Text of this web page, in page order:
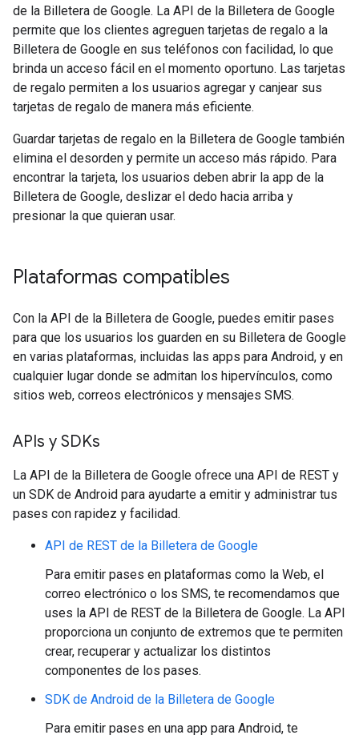
de la Billetera de Google. La API de la Billetera de Google
permite que los clientes agreguen tarjetas de regalo a la
Billetera de Google en sus teléfonos con facilidad, lo que
brinda un acceso fácil en el momento oportuno. Las tarjetas
de regalo permiten a los usuarios agregar y canjear sus
tarjetas de regalo de manera más eficiente.
Guardar tarjetas de regalo en la Billetera de Google también
elimina el desorden y permite un acceso más rápido. Para
encontrar la tarjeta, los usuarios deben abrir la app de la
Billetera de Google, deslizar el dedo hacia arriba y
presionar la que quieran usar.
Plataformas compatibles
Con la API de la Billetera de Google, puedes emitir pases
para que los usuarios los guarden en su Billetera de Google
en varias plataformas, incluidas las apps para Android, y en
cualquier lugar donde se admitan los hipervínculos, como
sitios web, correos electrónicos y mensajes SMS.
APIs y SDKs
La API de la Billetera de Google ofrece una API de REST y
un SDK de Android para ayudarte a emitir y administrar tus
pases con rapidez y facilidad.
API de REST de la Billetera de Google
Para emitir pases en plataformas como la Web, el
correo electrónico o los SMS, te recomendamos que
uses la API de REST de la Billetera de Google. La API
proporciona un conjunto de extremos que te permiten
crear, recuperar y actualizar los distintos
componentes de los pases.
SDK de Android de la Billetera de Google
Para emitir pases en una app para Android, te